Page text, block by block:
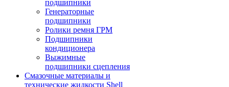
подшипники
Генераторные
подшипники
Ролики ремня ГРМ
Подшипники
кондиционера
Выжимные
подшипники сцепления
Смазочные материалы и
технические жидкости Shell